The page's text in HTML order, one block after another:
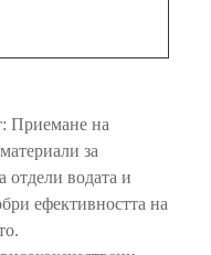
Приемане на
за
отдели водата и
ефективността на